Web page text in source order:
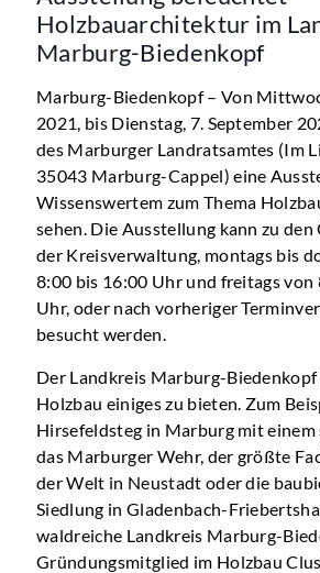
Holzbauarchitektur im
Marburg-Biedenkopf
Marburg-Biedenkopf – Von
2021, bis Dienstag, 7. September
des Marburger Landratsamtes (Im
35043 Marburg-Cappel) eine
Wissenswertem zum Thema
sehen. Die Ausstellung kann zu
der Kreisverwaltung, montags bis
8:00 bis 16:00 Uhr und freitags von
Uhr, oder nach vorheriger
besucht werden.
Der Landkreis Marburg-Biedenkopf
Holzbau einiges zu bieten. Zum
Hirsefeldsteg in Marburg mit einem
das Marburger Wehr, der größte
der Welt in Neustadt oder die
Siedlung in Gladenbach-
waldreiche Landkreis Marburg-
Gründungsmitglied im Holzbau